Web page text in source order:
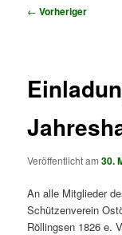
Beitragsnavigation
← Vorheriger
Veröffentlicht am30.
An alle Mitglieder
Schützenverein
Röllingsen 1826 e.